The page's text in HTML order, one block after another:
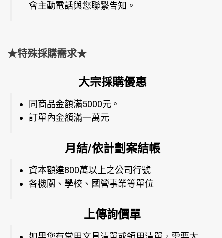
會主動電話與您聯繫告知。
★特殊採購需求★
大宗採購優惠
同商品金額滿5000元。
訂單內金額滿一萬元
月結/依計劃案結帳
資本額達800萬以上之公司行號
各機關、學校、國營事業等單位
上傳詢價單